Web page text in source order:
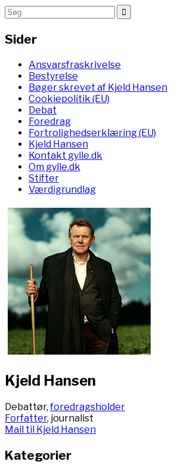
Sider
Ansvarsfraskrivelse
Bestyrelse
Bøger skrevet af Kjeld Hansen
Cookiepolitik (EU)
Debat
Foredrag
Fortrolighedserklæring (EU)
Kjeld Hansen
Kontakt gylle.dk
Om gylle.dk
Stifter
Værdigrundlag
Kjeld Hansen
Debattør,foredragsholder
Forfatter, journalist
Mail til Kjeld Hansen
Kategorier